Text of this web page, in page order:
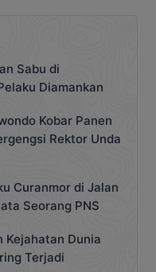
Sabu di
Diamankan
Kobar Panen
Rektor Unda
Curanmor di Jalan
Seorang PNS
Kejahatan Dunia
Terjadi